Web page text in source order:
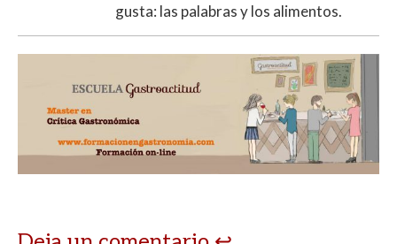
gusta: las palabras y los alimentos.